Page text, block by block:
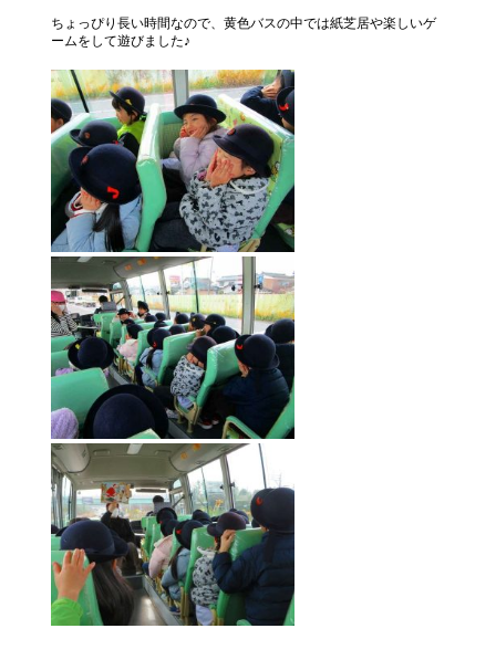
ちょっぴり長い時間なので、黄色バスの中では紙芝居や楽しいゲ
ームをして遊びました♪